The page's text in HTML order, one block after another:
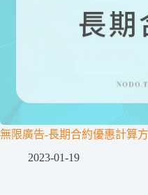
無限廣告-長期合約優惠計算
2023-01-19